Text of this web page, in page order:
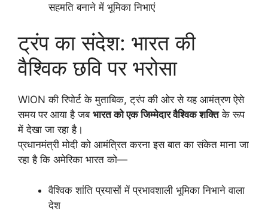
सहमति बनाने में भूमिका निभाएं
ट्रंप का संदेश: भारत की
वैश्विक छवि पर भरोसा
WION की रिपोर्ट के मुताबिक, ट्रंप की ओर से यह आमंत्रण ऐसे
समय पर आया है जब भारत को एक जिम्मेदार वैश्विक शक्तिके रूप
में देखा जा रहा है।
प्रधानमंत्री मोदी को आमंत्रित करना इस बात का संकेत माना जा
रहा है कि अमेरिका भारत को—
वैश्विक शांति प्रयासों में प्रभावशाली भूमिका निभाने वाला
देश